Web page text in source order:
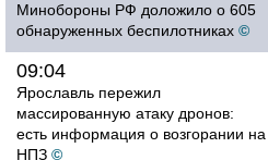
Минобороны РФ доложило о 605
обнаруженных беспилотниках ©
09:04
Ярославль пережил
массированную атаку дронов:
есть информация о возгорании на
НПЗ ©